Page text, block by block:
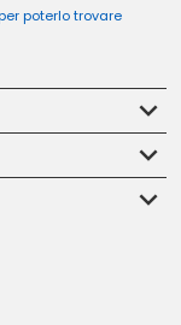
poterlo trovare